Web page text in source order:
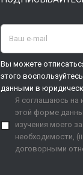
Вы можете
этого
данными в
Я соглашаюсь на
этой форме
изучения моего
необходимости,
договорными